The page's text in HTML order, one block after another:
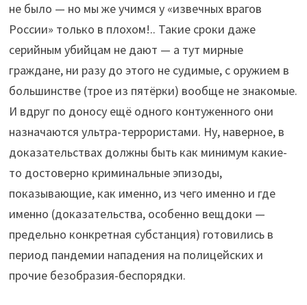
не было — но мы же учимся у «извечных врагов
России» только в плохом!.. Такие сроки даже
серийным убийцам не дают — а тут мирные
граждане, ни разу до этого не судимые, с оружием в
большинстве (трое из пятёрки) вообще не знакомые.
И вдруг по доносу ещё одного контуженного они
назначаются ультра-террористами. Ну, наверное, в
доказательствах должны быть как минимум какие-
то достоверно криминальные эпизоды,
показывающие, как именно, из чего именно и где
именно (доказательства, особенно вещдоки —
предельно конкретная субстанция) готовились в
период пандемии нападения на полицейских и
прочие безобразия-беспорядки.